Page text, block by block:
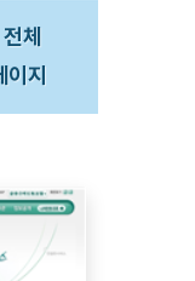
체
이지